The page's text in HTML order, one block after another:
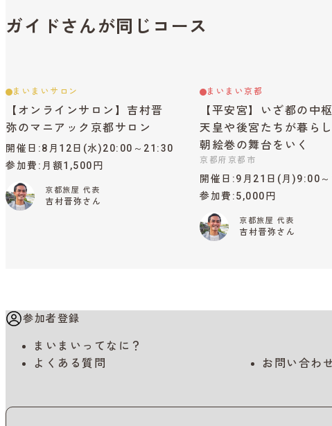
ガイドさんが同じコース
まいまいサロン
【オンラインサロン】吉村晋
弥のマニアック京都サロン
開催日
8月12日(水)20:00～21:30
参加費
月額1,500円
京都旅屋 代表
吉村晋弥さん
まいまい京都
【平安宮】いざ都の中
天皇や後宮たちが暮ら
朝絵巻の舞台をいく
京都府京都市
開催日
9月21日(月)9:00
参加費 5,000円
京都旅屋 代表
吉村晋弥さん
参加者登録
まいまいってなに？
よくある質問
お問い合わ